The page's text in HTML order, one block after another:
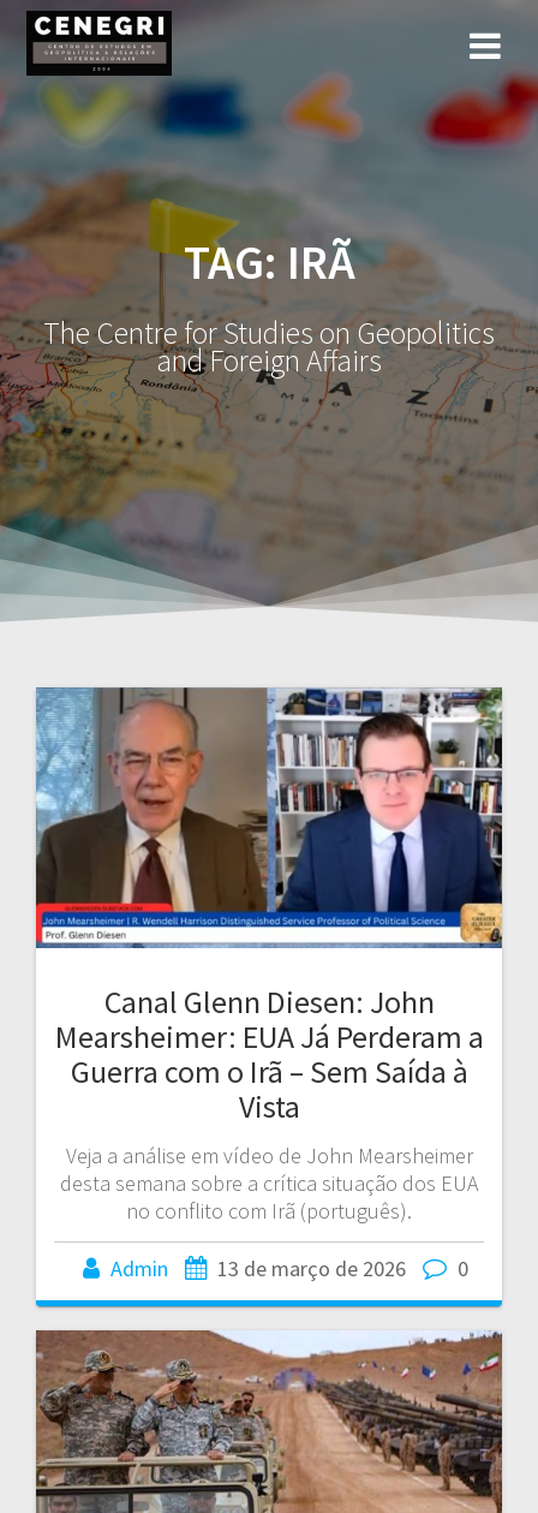
content
TAG: IRÃ
The Centre for Studies on Geopolitics
and Foreign Affairs
Canal Glenn Diesen: John
Mearsheimer: EUA Já Perderam a
Guerra com o Irã – Sem Saída à
Vista
Veja a análise em vídeo de John Mearsheimer
desta semana sobre a crítica situação dos EUA
no conflito com Irã (português).
Admin 13 de março de 2026 0